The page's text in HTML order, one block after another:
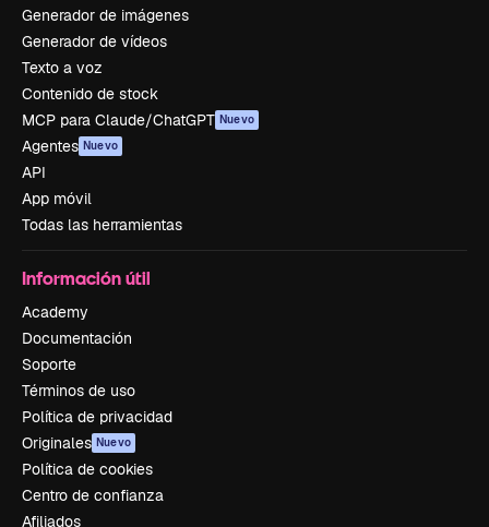
Generador de imágenes
Generador de vídeos
Texto a voz
Contenido de stock
MCP para Claude/ChatGPT Nuevo
Agentes Nuevo
API
App móvil
Todas las herramientas
Información útil
Academy
Documentación
Soporte
Términos de uso
Política de privacidad
Originales Nuevo
Política de cookies
Centro de confianza
Afiliados